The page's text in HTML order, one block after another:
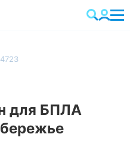
для БПЛА